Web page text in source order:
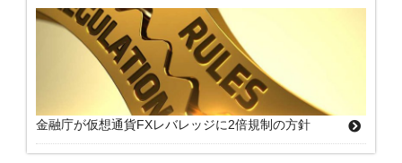
金融庁が仮想通貨FXレバレッジに2倍規制の方針